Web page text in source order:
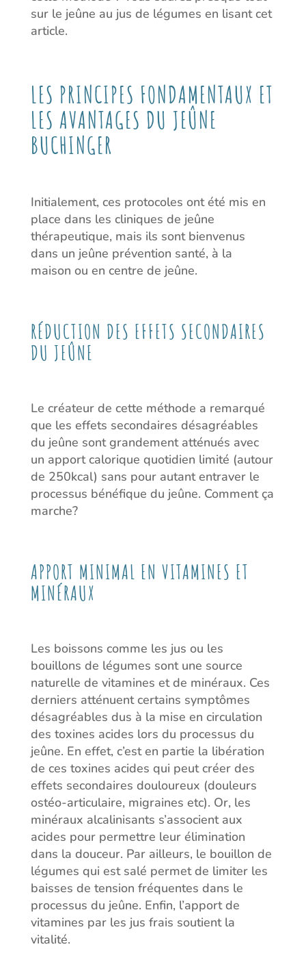
sur le jeûne au jus de légumes en lisant cet
article.
LES PRINCIPES FONDAMENTAUX ET
LES AVANTAGES DU JEÛNE
BUCHINGER
Initialement, ces protocoles ont été mis en
place dans les cliniques de jeûne
thérapeutique, mais ils sont bienvenus
dans un jeûne prévention santé, à la
maison ou en centre de jeûne.
RÉDUCTION DES EFFETS SECONDAIRES
DU JEÛNE
Le créateur de cette méthode a remarqué
que les effets secondaires désagréables
du jeûne sont grandement atténués avec
un apport calorique quotidien limité (autour
de 250kcal) sans pour autant entraver le
processus bénéfique du jeûne. Comment ça
marche?
APPORT MINIMAL EN VITAMINES ET
MINÉRAUX
Les boissons comme les jus ou les
bouillons de légumes sont une source
naturelle de vitamines et de minéraux. Ces
derniers atténuent certains symptômes
désagréables dus à la mise en circulation
des toxines acides lors du processus du
jeûne. En effet, c’est en partie la libération
de ces toxines acides qui peut créer des
effets secondaires douloureux (douleurs
ostéo-articulaire, migraines etc). Or, les
minéraux alcalinisants s’associent aux
acides pour permettre leur élimination
dans la douceur. Par ailleurs, le bouillon de
légumes qui est salé permet de limiter les
baisses de tension fréquentes dans le
processus du jeûne. Enfin, l’apport de
vitamines par les jus frais soutient la
vitalité.